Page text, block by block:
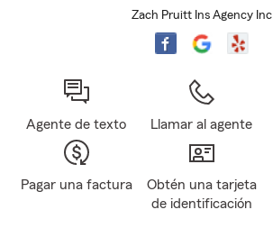
Zach Pruitt Ins Agency Inc
Agente de texto Llamar al agente
Pagar una factura
Obtén una tarjeta
de identificación